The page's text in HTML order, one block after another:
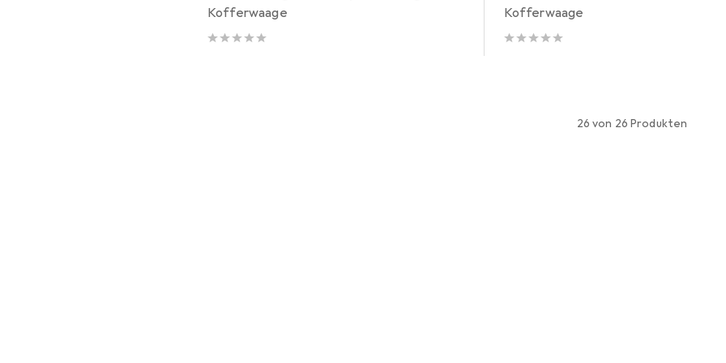
Kofferwaage Kofferwaage
26 von 26 Produkten